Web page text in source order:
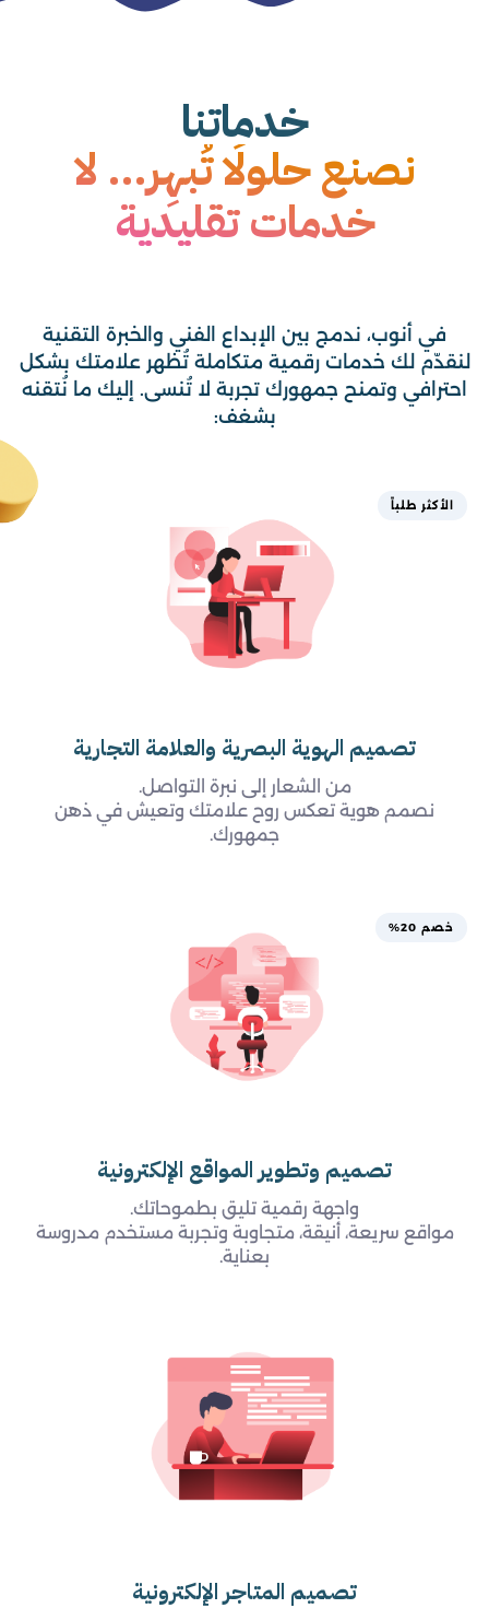
خدماتنا
نصنع حلولًا تُبهِر… لا
خدمات تقليدية
في أنوب، ندمج بين الإبداع الفني والخبرة التقنية
لنقدّم لك خدمات رقمية متكاملة تُظهر علامتك بشكل
احترافي وتمنح جمهورك تجربة لا تُنسى. إليك ما نُتقنه
بشغف:
الأكثر طلباً
تصميم الهوية البصرية والعلامة التجارية
من الشعار إلى نبرة التواصل.
نصمم هوية تعكس روح علامتك وتعيش في ذهن
جمهورك.
خصم 20%
تصميم وتطوير المواقع الإلكترونية
واجهة رقمية تليق بطموحاتك.
مواقع سريعة، أنيقة، متجاوبة وتجربة مستخدم مدروسة
بعناية.
تصميم المتاجر الإلكترونية